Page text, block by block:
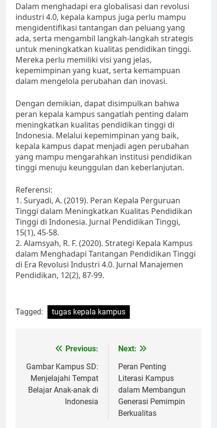
Dalam menghadapi era globalisasi dan revolusi
industri 4.0, kepala kampus juga perlu mampu
mengidentifikasi tantangan dan peluang yang
ada, serta mengambil langkah-langkah strategis
untuk meningkatkan kualitas pendidikan tinggi.
Mereka perlu memiliki visi yang jelas,
kepemimpinan yang kuat, serta kemampuan
dalam mengelola perubahan dan inovasi.
Dengan demikian, dapat disimpulkan bahwa
peran kepala kampus sangatlah penting dalam
meningkatkan kualitas pendidikan tinggi di
Indonesia. Melalui kepemimpinan yang baik,
kepala kampus dapat menjadi agen perubahan
yang mampu mengarahkan institusi pendidikan
tinggi menuju keunggulan dan keberlanjutan.
Referensi:
1. Suryadi, A. (2019). Peran Kepala Perguruan
Tinggi dalam Meningkatkan Kualitas Pendidikan
Tinggi di Indonesia. Jurnal Pendidikan Tinggi,
15(1), 45-58.
2. Alamsyah, R. F. (2020). Strategi Kepala Kampus
dalam Menghadapi Tantangan Pendidikan Tinggi
di Era Revolusi Industri 4.0. Jurnal Manajemen
Pendidikan, 12(2), 87-99.
Tagged: tugas kepala kampus
navigation
Previous:
Gambar Kampus SD:
Menjelajahi Tempat
Belajar Anak-anak di
Indonesia
Next:
Peran Penting
Literasi Kampus
dalam Membangun
Generasi Pemimpin
Berkualitas